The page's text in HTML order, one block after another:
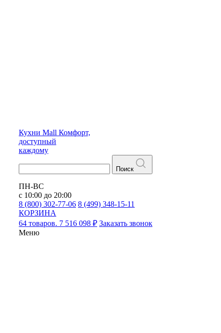
Кухни Mall Комфорт,
доступный
каждому
Поиск
ПН-ВС
с 10:00 до 20:00
8 (800) 302-77-06 8 (499) 348-15-11
КОРЗИНА
64 товаров. 7 516 098 ₽ Заказать звонок
Меню